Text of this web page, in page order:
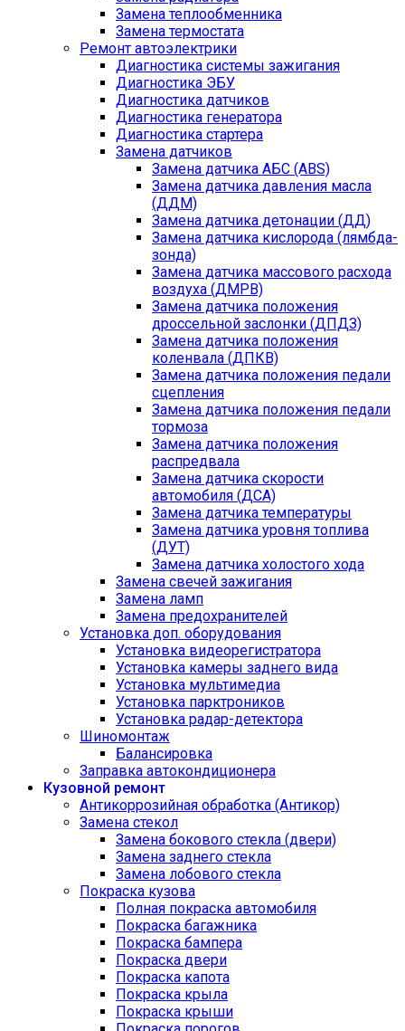
Замена теплообменника
Замена термостата
Ремонт автоэлектрики
Диагностика системы зажигания
Диагностика ЭБУ
Диагностика датчиков
Диагностика генератора
Диагностика стартера
Замена датчиков
Замена датчика АБС (ABS)
Замена датчика давления масла
(ДДМ)
Замена датчика детонации (ДД)
Замена датчика кислорода (лямбда-
зонда)
Замена датчика массового расхода
воздуха (ДМРВ)
Замена датчика положения
дроссельной заслонки (ДПДЗ)
Замена датчика положения
коленвала (ДПКВ)
Замена датчика положения педали
сцепления
Замена датчика положения педали
тормоза
Замена датчика положения
распредвала
Замена датчика скорости
автомобиля (ДСА)
Замена датчика температуры
Замена датчика уровня топлива
(ДУТ)
Замена датчика холостого хода
Замена свечей зажигания
Замена ламп
Замена предохранителей
Установка доп. оборудования
Установка видеорегистратора
Установка камеры заднего вида
Установка мультимедиа
Установка парктроников
Установка радар-детектора
Шиномонтаж
Балансировка
Заправка автокондиционера
Кузовной ремонт
Антикоррозийная обработка (Антикор)
Замена стекол
Замена бокового стекла (двери)
Замена заднего стекла
Замена лобового стекла
Покраска кузова
Полная покраска автомобиля
Покраска багажника
Покраска бампера
Покраска двери
Покраска капота
Покраска крыла
Покраска крыши